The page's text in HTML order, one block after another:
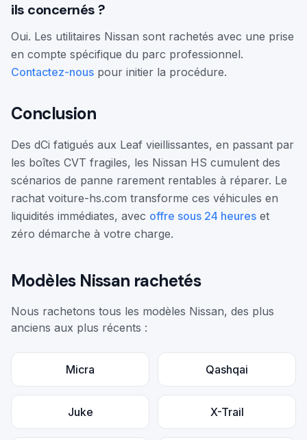
ils concernés ?
Oui. Les utilitaires Nissan sont rachetés avec une prise
en compte spécifique du parc professionnel.
Contactez-nous pour initier la procédure.
Conclusion
Des dCi fatigués aux Leaf vieillissantes, en passant par
les boîtes CVT fragiles, les Nissan HS cumulent des
scénarios de panne rarement rentables à réparer. Le
rachat voiture-hs.com transforme ces véhicules en
liquidités immédiates, avec offre sous 24 heures et
zéro démarche à votre charge.
Modèles Nissan rachetés
Nous rachetons tous les modèles Nissan, des plus
anciens aux plus récents :
Micra Qashqai
Juke X-Trail